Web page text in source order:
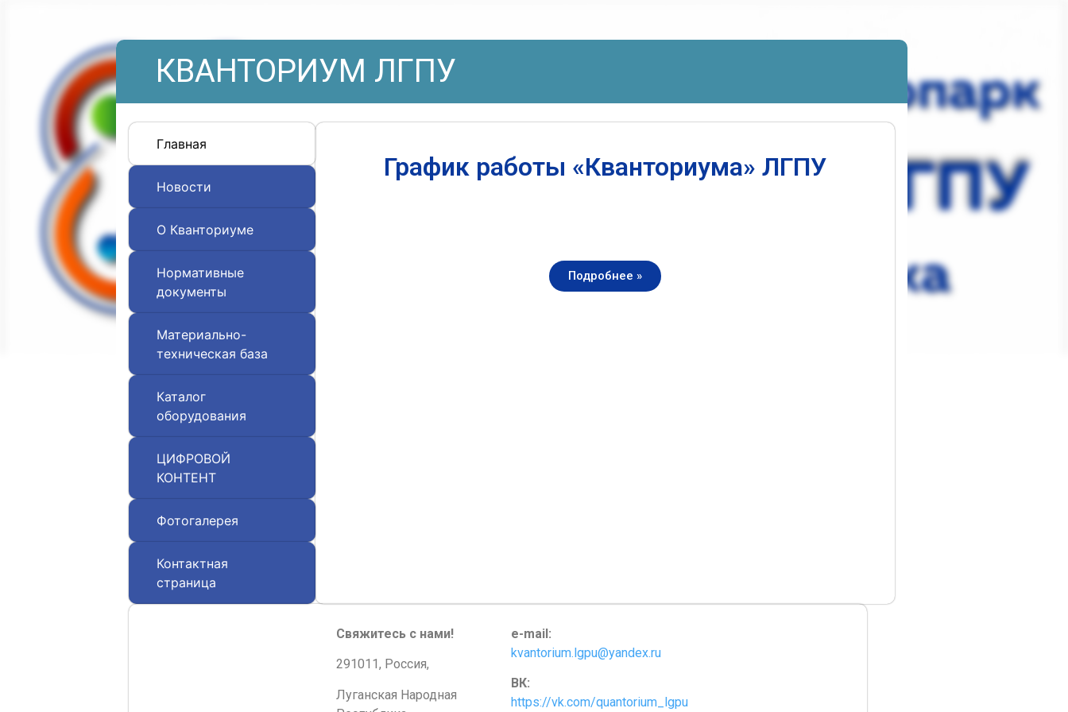
КВАНТОРИУМ ЛГПУ
Главная
Новости
О Кванториуме
Нормативные
документы
Материально-
техническая база
Каталог
оборудования
ЦИФРОВОЙ
КОНТЕНТ
Фотогалерея
Контактная
страница
График работы «Кванториума» ЛГПУ
Подробнее »
Свяжитесь с нами!
291011, Россия,
Луганская Народная
e-mail:
kvantorium.lgpu@yandex.ru
ВК:
https://vk.com/quantorium_lgpu